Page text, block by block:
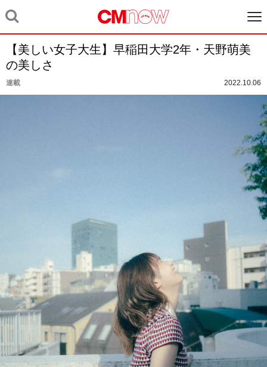
【美しい女子大生】早稲田大学2年・天野萌美
の美しさ
連載 2022.10.06